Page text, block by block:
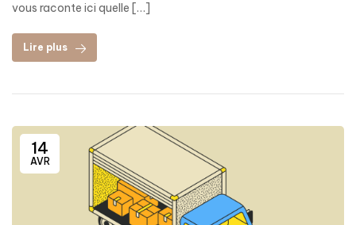
vous raconte ici quelle […]
Lire plus
14
AVR